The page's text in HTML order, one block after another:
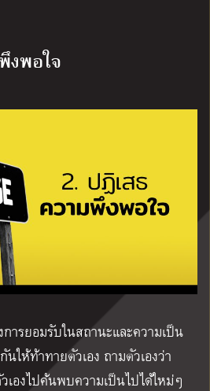
งพอใจ
ารยอมรับในสถานะและความเป็น
ให้ท้าทายตัวเอง ถามตัวเองว่า
องไปค้นพบความเป็นไปได้ใหม่ๆ